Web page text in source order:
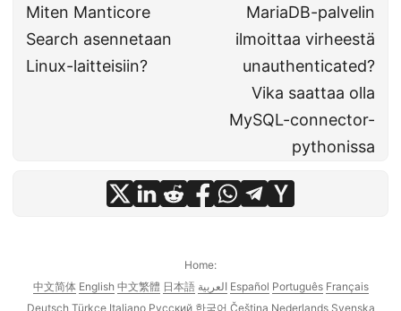
Miten Manticore
Search asennetaan
Linux-laitteisiin?
MariaDB-palvelin
ilmoittaa virheestä
unauthenticated?
Vika saattaa olla
MySQL-connector-
pythonissa
Home:
中文简体 English 中文繁體 日本語 العربية Español Português Français
Deutsch Türkçe Italiano Русский 한국어 Čeština Nederlands Svenska